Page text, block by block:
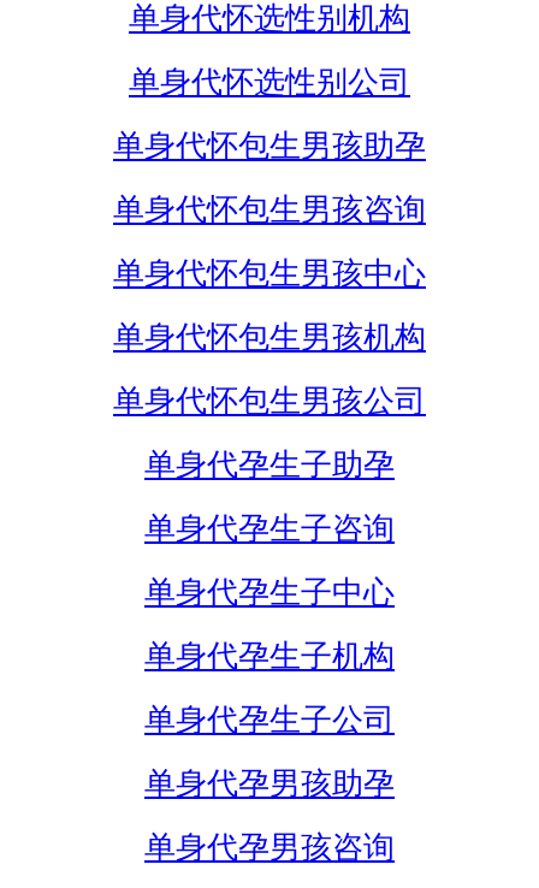
单身代怀选性别机构
单身代怀选性别公司
单身代怀包生男孩助孕
单身代怀包生男孩咨询
单身代怀包生男孩中心
单身代怀包生男孩机构
单身代怀包生男孩公司
单身代孕生子助孕
单身代孕生子咨询
单身代孕生子中心
单身代孕生子机构
单身代孕生子公司
单身代孕男孩助孕
单身代孕男孩咨询